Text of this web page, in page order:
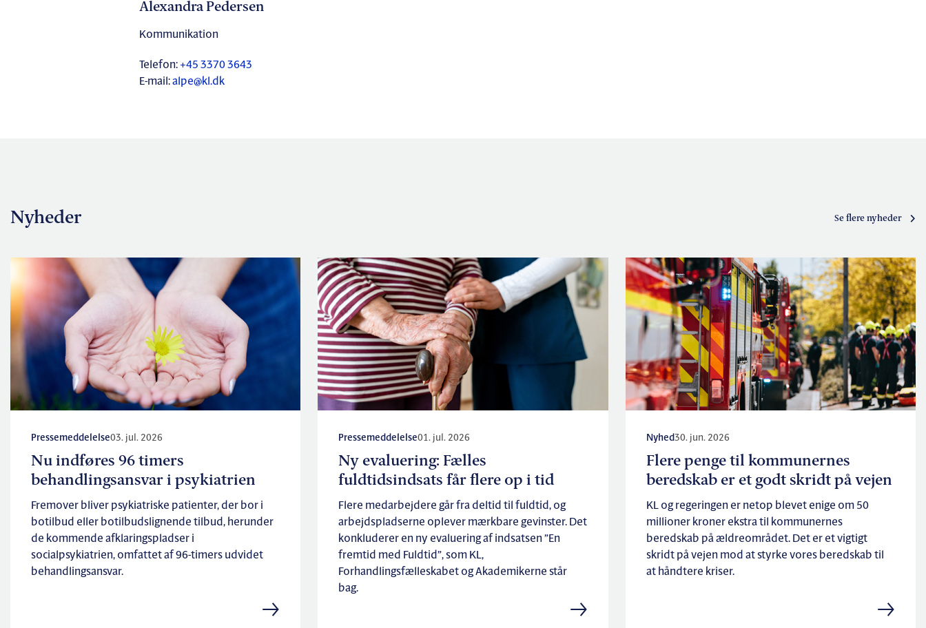
Alexandra Pedersen
Kommunikation
Telefon:+45 3370 3643
E-mail:alpe@kl.dk
Nyheder Se flere nyheder
Pressemeddelelse03. jul. 2026
Nu indføres 96 timers
behandlingsansvar i psykiatrien
Fremover bliver psykiatriske patienter, der bor i
botilbud eller botilbudslignende tilbud, herunder
de kommende afklaringspladser i
socialpsykiatrien, omfattet af 96-timers udvidet
behandlingsansvar.
Pressemeddelelse01. jul. 2026
Ny evaluering: Fælles
fuldtidsindsats får flere op i tid
Flere medarbejdere går fra deltid til fuldtid, og
arbejdspladserne oplever mærkbare gevinster. Det
konkluderer en ny evaluering af indsatsen ”En
fremtid med Fuldtid”, som KL,
Forhandlingsfælleskabet og Akademikerne står
bag.
Nyhed30. jun. 2026
Flere penge til kommunernes
beredskab er et godt skridt på vejen
KL og regeringen er netop blevet enige om 50
millioner kroner ekstra til kommunernes
beredskab på ældreområdet. Det er et vigtigt
skridt på vejen mod at styrke vores beredskab til
at håndtere kriser.